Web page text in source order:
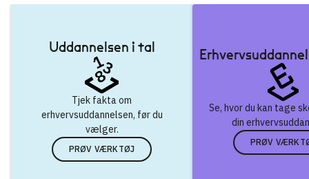
Uddannelsen i tal
Tjek fakta om
erhvervsuddannelsen, før du
vælger.
PRØV VÆRKTØJ
Se, hvor du kan tage
din
PRØV